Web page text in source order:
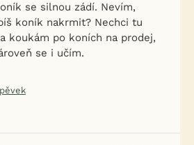
se silnou zádí. Nevím,
koník nakrmit? Nechci tu
koukám po koních na prodej,
se i učím.